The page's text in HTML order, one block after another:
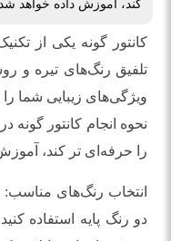
کند، آموزش داده خواهد
کانتور گونه یکی از
تلفیق رنگ‌های تیره و
ویژگی‌های زیبایی شما
نحوه انجام کانتور گونه
را حرفه‌ای تر کند،
انتخاب رنگ‌های مناسب:
دو رنگ پایه استفاده